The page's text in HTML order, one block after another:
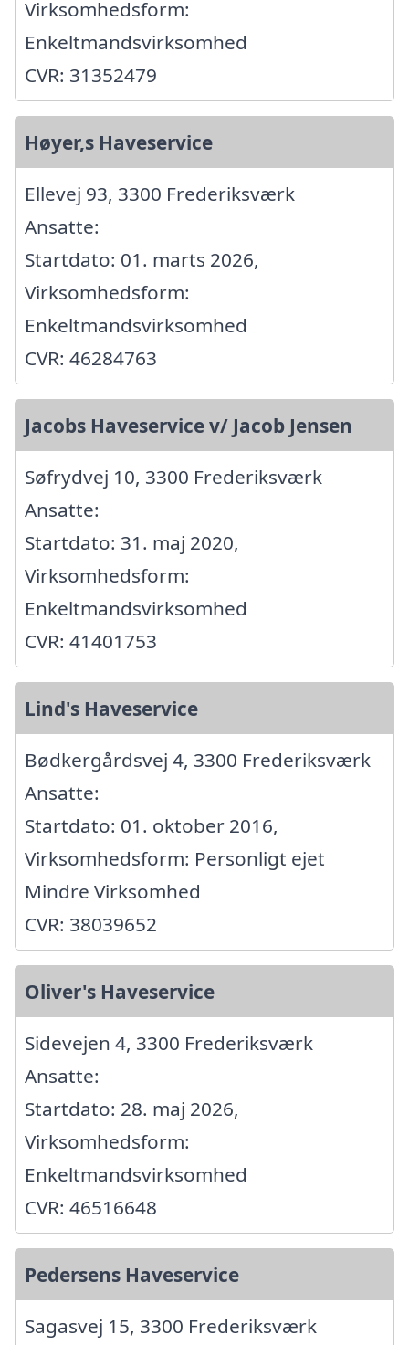
Virksomhedsform:
Enkeltmandsvirksomhed
CVR: 31352479
Høyer,s Haveservice
Ellevej 93, 3300 Frederiksværk
Ansatte:
Startdato: 01. marts 2026,
Virksomhedsform:
Enkeltmandsvirksomhed
CVR: 46284763
Jacobs Haveservice v/ Jacob Jensen
Søfrydvej 10, 3300 Frederiksværk
Ansatte:
Startdato: 31. maj 2020,
Virksomhedsform:
Enkeltmandsvirksomhed
CVR: 41401753
Lind's Haveservice
Bødkergårdsvej 4, 3300 Frederiksværk
Ansatte:
Startdato: 01. oktober 2016,
Virksomhedsform: Personligt ejet
Mindre Virksomhed
CVR: 38039652
Oliver's Haveservice
Sidevejen 4, 3300 Frederiksværk
Ansatte:
Startdato: 28. maj 2026,
Virksomhedsform:
Enkeltmandsvirksomhed
CVR: 46516648
Pedersens Haveservice
Sagasvej 15, 3300 Frederiksværk